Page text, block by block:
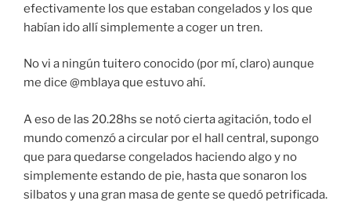
efectivamente los que estaban congelados y los que
habían ido allí simplemente a coger un tren.
No vi a ningún tuitero conocido (por mí, claro) aunque
me dice @mblaya que estuvo ahí.
A eso de las 20.28hs se notó cierta agitación, todo el
mundo comenzó a circular por el hall central, supongo
que para quedarse congelados haciendo algo y no
simplemente estando de pie, hasta que sonaron los
silbatos y una gran masa de gente se quedó petrificada.